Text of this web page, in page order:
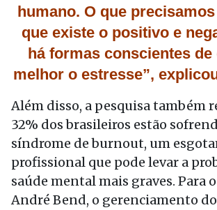
humano. O que
que existe o positivo e
há formas conscientes de
melhor o estresse”,
Além disso, a pesquisa também
32% dos brasileiros estão
síndrome de burnout, um
profissional que pode levar a
saúde mental mais graves. Para
André Bend, o gerenciamento do